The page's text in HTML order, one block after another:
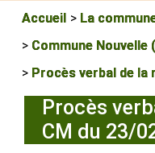
Accueil La
Commune Nouvelle
Procès verbal de la
Procès
CM du 23/